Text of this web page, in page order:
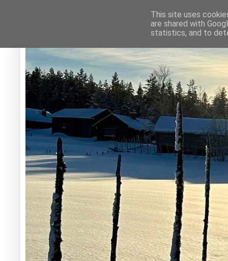
This site uses
are shared with
statistics, and to